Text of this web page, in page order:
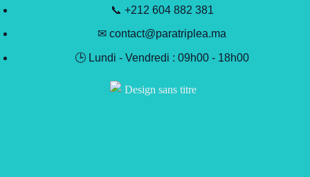
📞 +212 604 882 381
✉ contact@paratriplea.ma
🕒 Lundi - Vendredi : 09h00 - 18h00